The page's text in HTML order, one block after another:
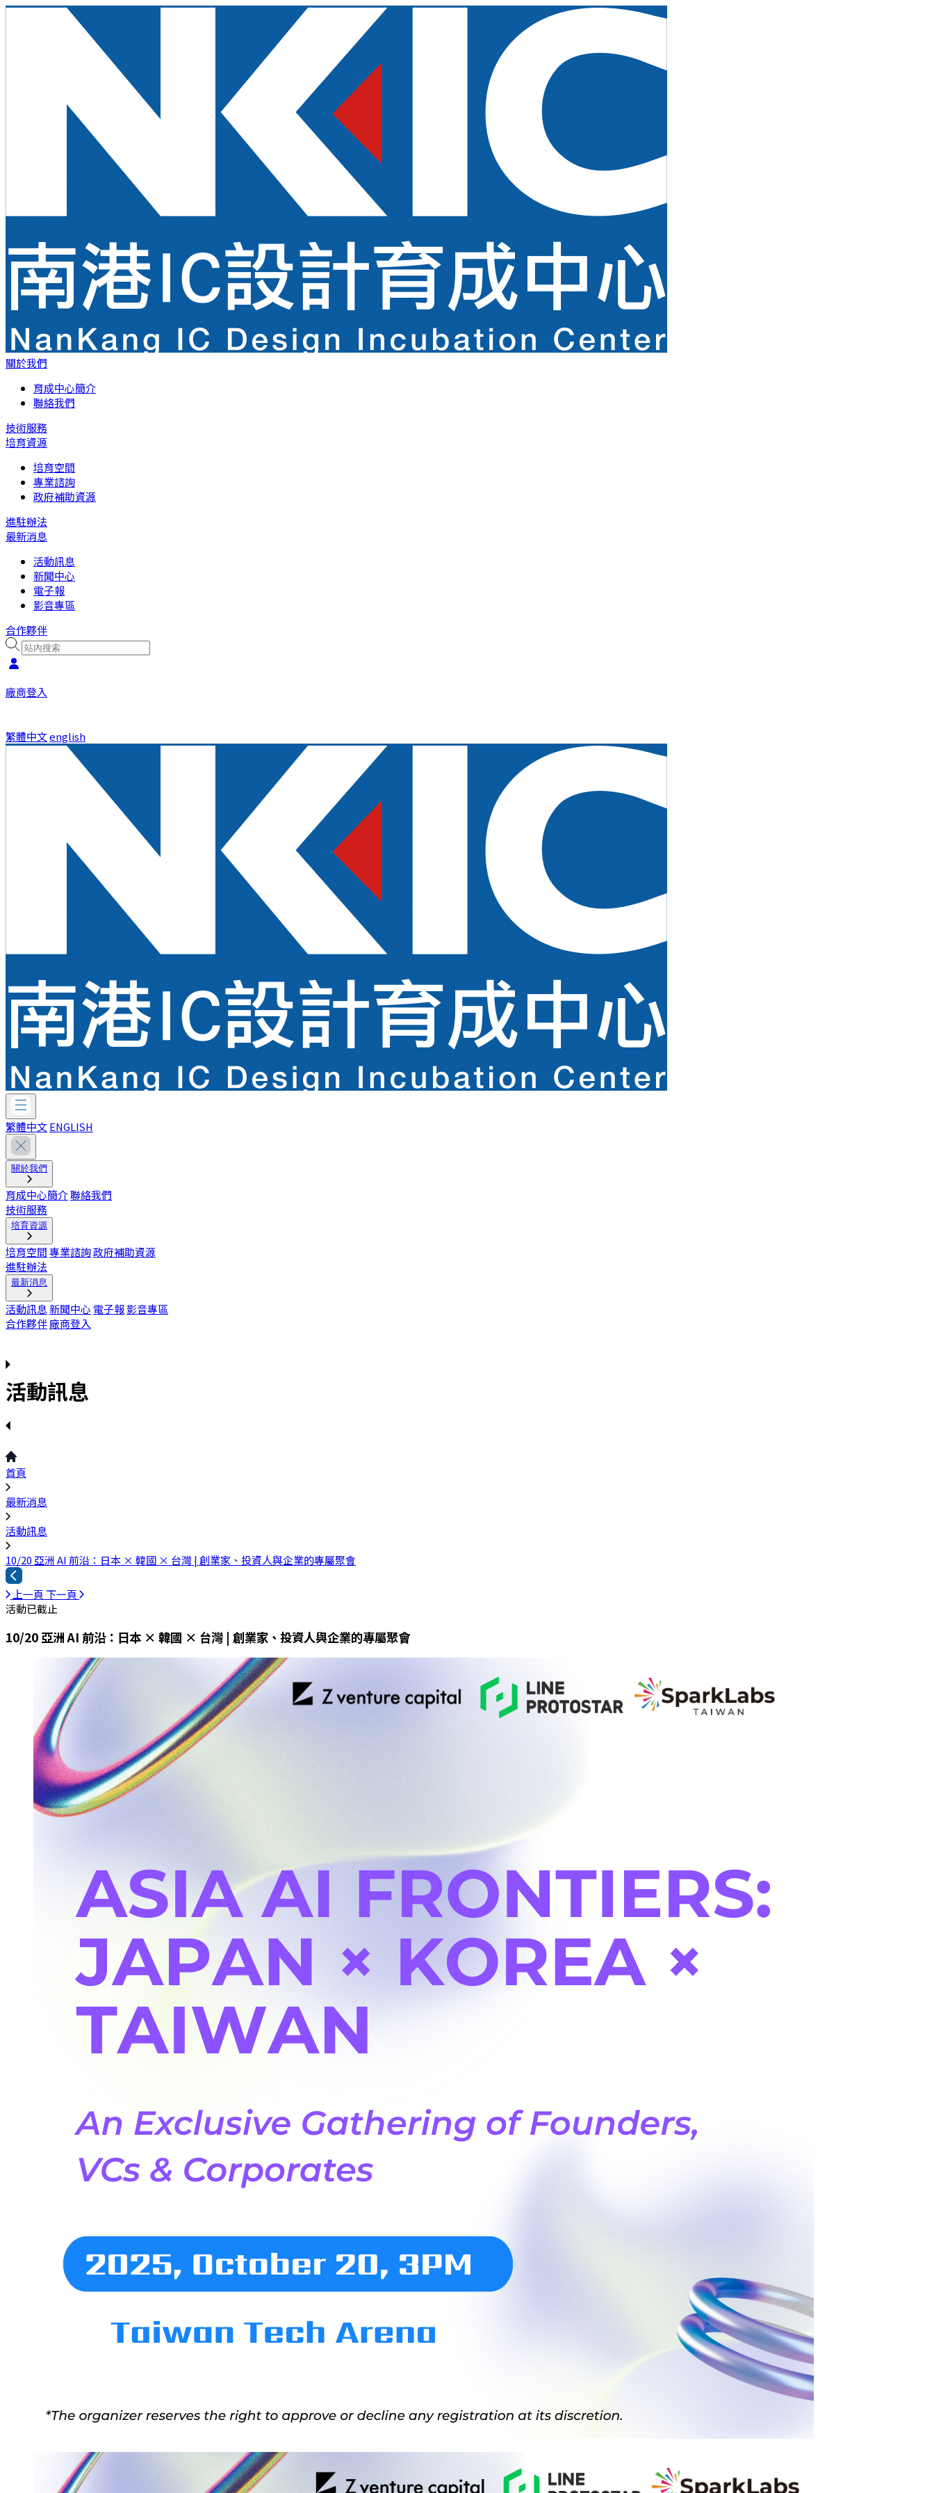
關於我們
育成中心簡介
聯絡我們
技術服務
培育資源
培育空間
專業諮詢
政府補助資源
進駐辦法
最新消息
活動訊息
新聞中心
電子報
影音專區
合作夥伴
廠商登入
繁體中文english
繁體中文ENGLISH
關於我們
育成中心簡介聯絡我們
技術服務
培育資源
培育空間專業諮詢政府補助資源
進駐辦法
最新消息
活動訊息新聞中心 電子報影音專區
合作夥伴廠商登入
活動訊息
首頁
最新消息
活動訊息
10/20 亞洲 AI 前沿：日本 × 韓國 × 台灣 | 創業家、投資人與企業的專屬聚會
上一頁 下一頁
活動已截止
10/20 亞洲 AI 前沿：日本 × 韓國 × 台灣 | 創業家、投資人與企業的專屬聚會